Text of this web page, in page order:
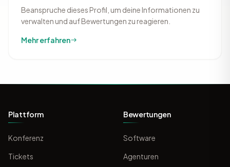
Beanspruche dieses Profil, um deine Informationen zu
verwalten und auf Bewertungen zu reagieren.
Mehr erfahren
Plattform
Konferenz
Tickets
Bewertungen
Software
Agenturen